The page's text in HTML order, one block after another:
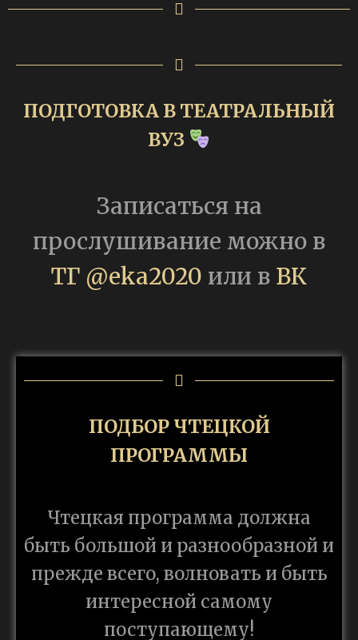
ПОДГОТОВКА В ТЕАТРАЛЬНЫЙ
ВУЗ
Записаться на
прослушивание можно в
ТГ @eka2020 или в ВК
ПОДБОР ЧТЕЦКОЙ
ПРОГРАММЫ
Чтецкая программа должна
быть большой и разнообразной и
прежде всего, волновать и быть
интересной самому
поступающему!